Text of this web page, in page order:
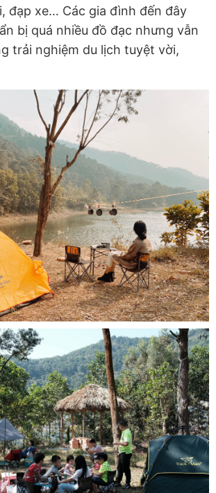
đạp xe… Các gia đình đến đây
bị quá nhiều đồ đạc nhưng vẫn
trải nghiệm du lịch tuyệt vời,